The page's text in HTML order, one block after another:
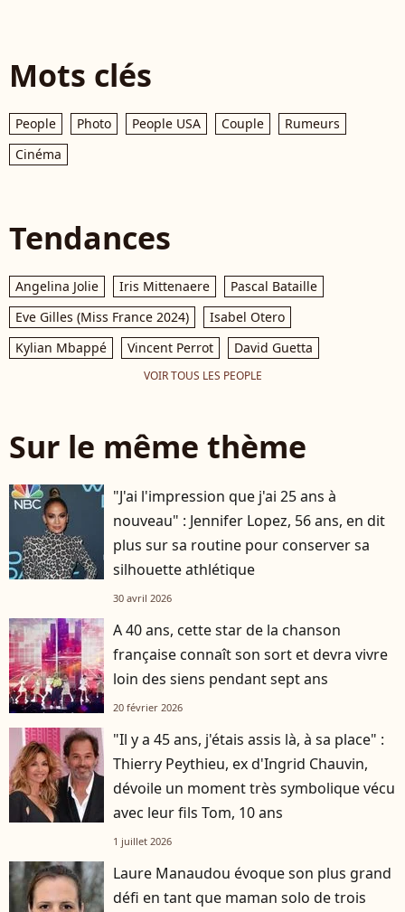
Mots clés
People Photo People USA Couple
Rumeurs
Cinéma
Tendances
Angelina Jolie Iris Mittenaere
Pascal Bataille
Eve Gilles (Miss France 2024)
Isabel Otero
Kylian Mbappé
Vincent Perrot David Guetta
VOIR TOUS LES PEOPLE
Sur le même thème
"J'ai l'impression que j'ai 25 ans à
nouveau" : Jennifer Lopez, 56 ans, en dit
plus sur sa routine pour conserver sa
silhouette athlétique
30 avril 2026
A 40 ans, cette star de la chanson
française connaît son sort et devra vivre
loin des siens pendant sept ans
20 février 2026
"Il y a 45 ans, j'étais assis là, à sa place" :
Thierry Peythieu, ex d'Ingrid Chauvin,
dévoile un moment très symbolique vécu
avec leur fils Tom, 10 ans
1 juillet 2026
Laure Manaudou évoque son plus grand
défi en tant que maman solo de trois